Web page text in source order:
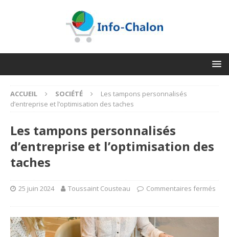
ACCUEIL SOCIÉTÉ
Les tampons personnalisés
d’entreprise et l’optimisation des taches
Les tampons personnalisés
d’entreprise et l’optimisation des
taches
25 juin 2024 Toussaint Cousteau Commentaires fermés